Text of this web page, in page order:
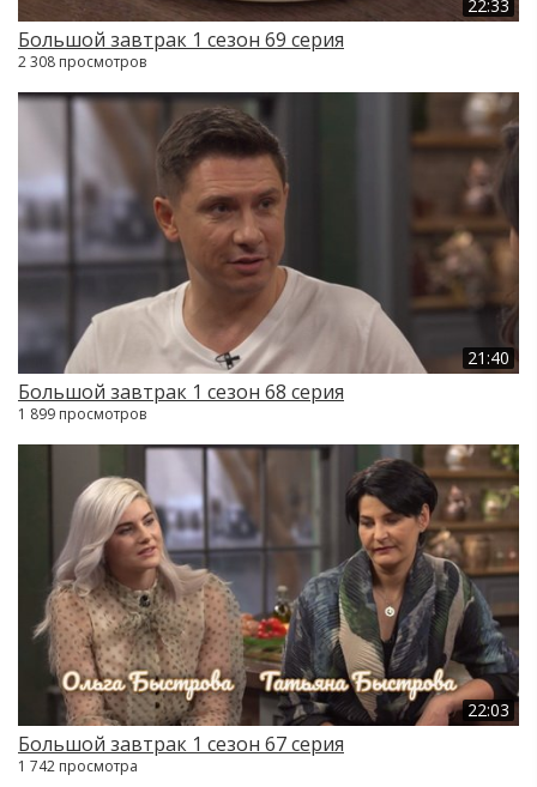
22:33
Большой завтрак 1 сезон 69 серия
2 308 просмотров
21:40
Большой завтрак 1 сезон 68 серия
1 899 просмотров
22:03
Большой завтрак 1 сезон 67 серия
1 742 просмотра